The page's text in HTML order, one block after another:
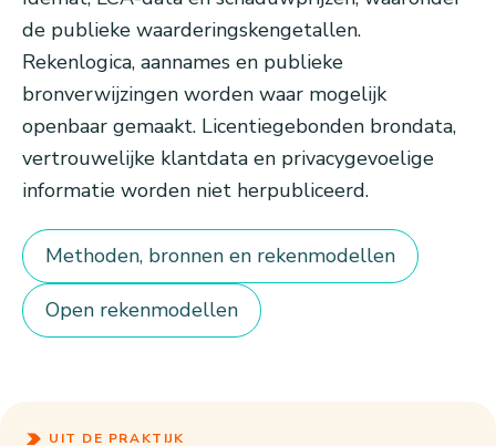
de publieke waarderingskengetallen.
Rekenlogica, aannames en publieke
bronverwijzingen worden waar mogelijk
openbaar gemaakt. Licentiegebonden brondata,
vertrouwelijke klantdata en privacygevoelige
informatie worden niet herpubliceerd.
Methoden, bronnen en rekenmodellen
Open rekenmodellen
UIT DE PRAKTIJK